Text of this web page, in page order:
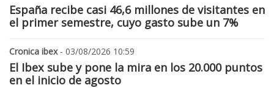
España recibe casi 46,6 millones de visitantes en
el primer semestre, cuyo gasto sube un 7%
Cronica ibex- 03/08/2026 10:59
El Ibex sube y pone la mira en los 20.000 puntos
en el inicio de agosto